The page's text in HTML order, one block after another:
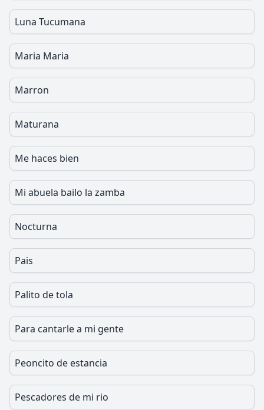
Luna Tucumana
Maria Maria
Marron
Maturana
Me haces bien
Mi abuela bailo la zamba
Nocturna
Pais
Palito de tola
Para cantarle a mi gente
Peoncito de estancia
Pescadores de mi rio